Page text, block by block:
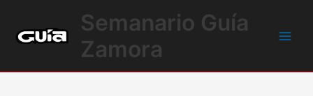
contenido
Semanario Guía
Zamora